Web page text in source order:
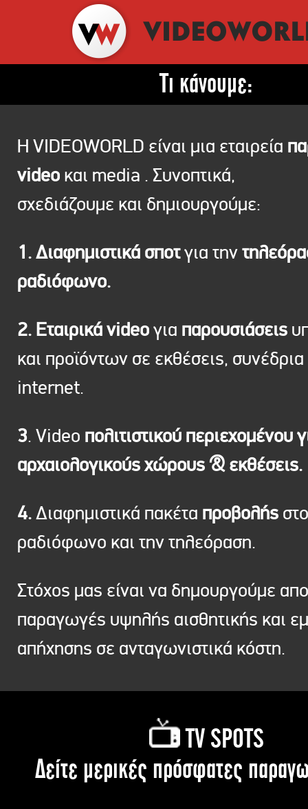
Τι κάνουμε:
Η VIDEOWORLD είναι μια εταιρεία
video και media . Συνοπτικά,
σχεδιάζουμε και δημιουργούμε:
1. Διαφημιστικά σποτγια την
ραδιόφωνο.
2. Εταιρικά videoγια παρουσιάσεις
και προϊόντων σε εκθέσεις, συνέδρια
internet.
3. Video πολιτιστικού περιεχομένου
αρχαιολογικούς χώρους & εκθέσεις.
4.Διαφημιστικά πακέτα προβολής στο
ραδιόφωνο και την τηλεόραση.
Στόχος μας είναι να δημουργούμε
παραγωγές υψηλής αισθητικής και
απήχησης σε ανταγωνιστικά κόστη.
TV SPOTS
Δείτε μερικές πρόσφατες